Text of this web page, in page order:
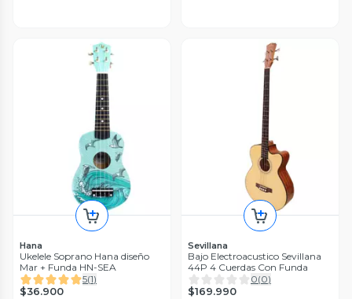
Hana
Ukelele Soprano Hana diseño
Mar + Funda HN-SEA
5(1)
$36.900
Sevillana
Bajo Electroacustico Sevillana
44P 4 Cuerdas Con Funda
0(0)
$169.990